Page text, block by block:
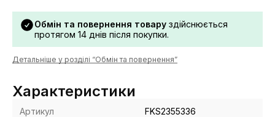
Обмін та повернення товару здійснюється
протягом 14 днів після покупки.
Детальніше у розділі “Обмін та повернення”
Характеристики
Артикул FKS2355336